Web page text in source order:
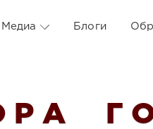
Медиа Блоги
Р А Г О